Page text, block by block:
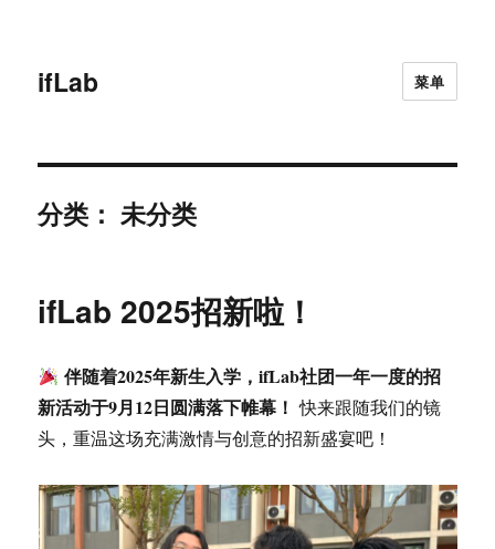
ifLab 菜单
分类：未分类
ifLab 2025招新啦！
伴随着2025年新生入学，ifLab社团一年一度的招
新活动于9月12日圆满落下帷幕！ 快来跟随我们的镜
头，重温这场充满激情与创意的招新盛宴吧！